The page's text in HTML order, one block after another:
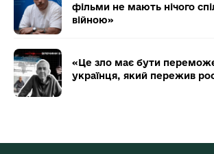
фільми не мають нічого
війною»
«Це зло має бути
українця, який пережив